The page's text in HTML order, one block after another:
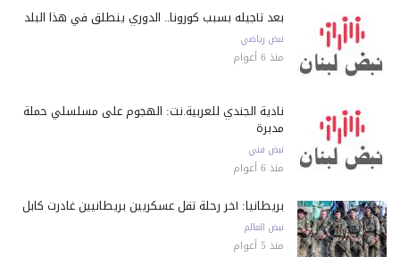
بعد تأجيله بسبب كورونا.. الدوري ينطلق في هذا البلد
نبض رياضي
منذ 6 أعوام
نادية الجندي للعربية.نت: الهجوم على مسلسلي حملة
مدبرة
نبض فني
منذ 6 أعوام
بريطانيا: آخر رحلة تقل عسكريين بريطانيين غادرت كابل
نبض العالم
منذ 5 أعوام